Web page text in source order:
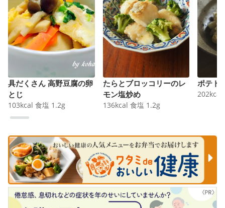
具だくさん 高野豆腐の卵
とじ
103kcal 食塩 1.2g
たらとブロッコリーのレ
モン塩炒め
136kcal 食塩 1.2g
ポテト
202kcal